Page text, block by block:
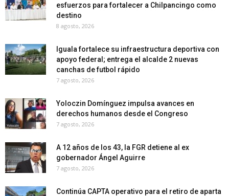
esfuerzos para fortalecer a Chilpancingo como
destino
8 agosto, 2026
Iguala fortalece su infraestructura deportiva con
apoyo federal; entrega el alcalde 2 nuevas
canchas de futbol rápido
7 agosto, 2026
Yoloczin Domínguez impulsa avances en
derechos humanos desde el Congreso
7 agosto, 2026
A 12 años de los 43, la FGR detiene al ex
gobernador Ángel Aguirre
7 agosto, 2026
Continúa CAPTA operativo para el retiro de aparta